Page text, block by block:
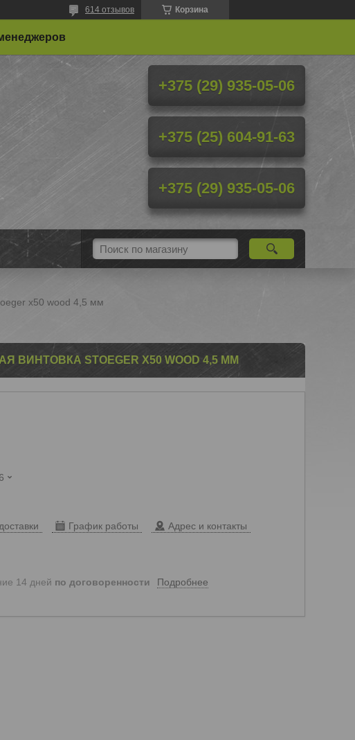
Корзина
614 отзывов
+375 (29) 935-05-06
+375 (25) 604-91-63
+375 (29) 935-05-06
x50 wood 4,5 мм
ВИНТОВКА STOEGER X50 WOOD 4,5 ММ
График работы Адрес и контакты
14 дней по договоренности Подробнее